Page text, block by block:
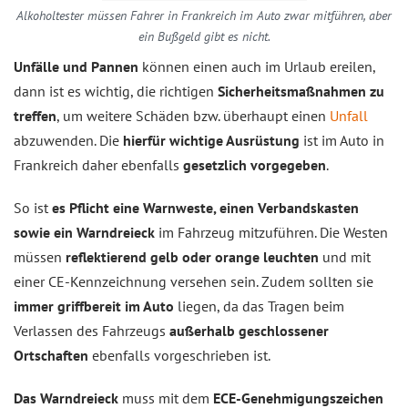
Alkoholtester müssen Fahrer in Frankreich im Auto zwar mitführen, aber
ein Bußgeld gibt es nicht.
Unfälle und Pannen können einen auch im Urlaub ereilen,
dann ist es wichtig, die richtigen Sicherheitsmaßnahmen zu
treffen, um weitere Schäden bzw. überhaupt einen Unfall
abzuwenden. Die hierfür wichtige Ausrüstung ist im Auto in
Frankreich daher ebenfalls gesetzlich vorgegeben.
So ist es Pflicht eine Warnweste, einen Verbandskasten
sowie ein Warndreieck im Fahrzeug mitzuführen. Die Westen
müssen reflektierend gelb oder orange leuchten und mit
einer CE-Kennzeichnung versehen sein. Zudem sollten sie
immer griffbereit im Auto liegen, da das Tragen beim
Verlassen des Fahrzeugs außerhalb geschlossener
Ortschaften ebenfalls vorgeschrieben ist.
Das Warndreieck muss mit dem ECE-Genehmigungszeichen